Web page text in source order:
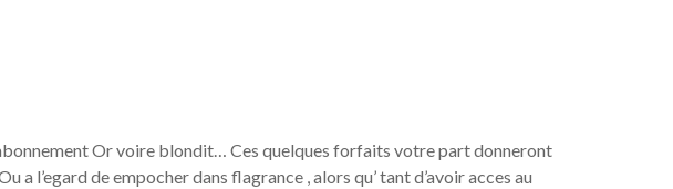
Or voire blondit… Ces quelques forfaits votre part donneront
l’egard de empocher dans flagrance , alors qu’ tant d’avoir acces au